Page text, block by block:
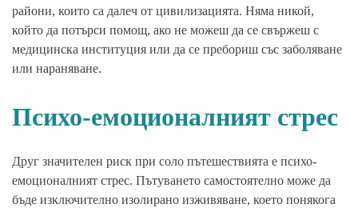
райони, които са далеч от цивилизацията. Няма никой,
който да потърси помощ, ако не можеш да се свържеш с
медицинска институция или да се пребориш със заболяване
или нараняване.
Психо-емоционалният стрес
Друг значителен риск при соло пътешествията е психо-
емоционалният стрес. Пътуването самостоятелно може да
бъде изключително изолирано изживяване, което понякога